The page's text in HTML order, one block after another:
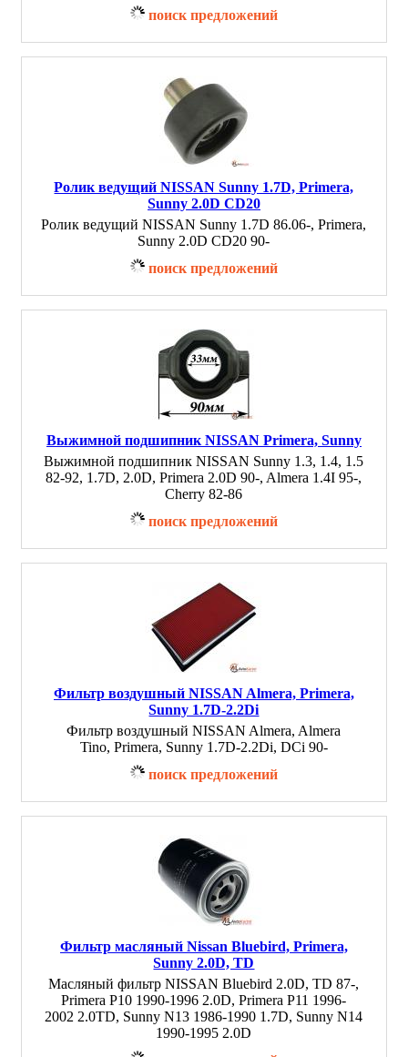
поиск предложений
Ролик ведущий NISSAN Sunny 1.7D, Primera,
Sunny 2.0D CD20
Ролик ведущий NISSAN Sunny 1.7D 86.06-, Primera,
Sunny 2.0D CD20 90-
поиск предложений
Выжимной подшипник NISSAN Primera, Sunny
Выжимной подшипник NISSAN Sunny 1.3, 1.4, 1.5
82-92, 1.7D, 2.0D, Primera 2.0D 90-, Almera 1.4I 95-,
Cherry 82-86
поиск предложений
Фильтр воздушный NISSAN Almera, Primera,
Sunny 1.7D-2.2Di
Фильтр воздушный NISSAN Almera, Almera
Tino, Primera, Sunny 1.7D-2.2Di, DCi 90-
поиск предложений
Фильтр масляный Nissan Bluebird, Primera,
Sunny 2.0D, TD
Масляный фильтр NISSAN Bluebird 2.0D, TD 87-,
Primera P10 1990-1996 2.0D, Primera P11 1996-
2002 2.0TD, Sunny N13 1986-1990 1.7D, Sunny N14
1990-1995 2.0D